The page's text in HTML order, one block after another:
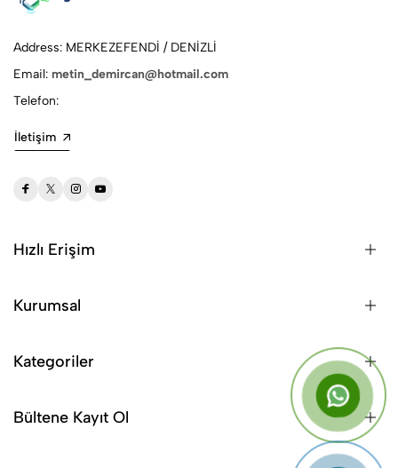
Address: MERKEZEFENDİ / DENİZLİ
Email: metin_demircan@hotmail.com
Telefon:
İletişim
Hızlı Erişim
Kurumsal
Kategoriler
Bültene Kayıt Ol